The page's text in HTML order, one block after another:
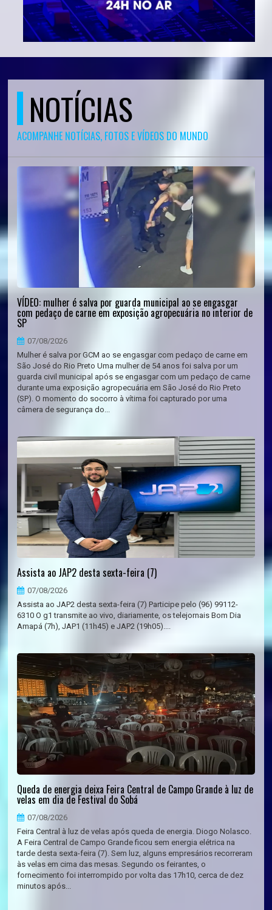
NOTÍCIAS
ACOMPANHE NOTÍCIAS, FOTOS E VÍDEOS DO MUNDO
VÍDEO: mulher é salva por guarda municipal ao se engasgar
com pedaço de carne em exposição agropecuária no interior de
SP
07/08/2026
Mulher é salva por GCM ao se engasgar com pedaço de carne em
São José do Rio Preto Uma mulher de 54 anos foi salva por um
guarda civil municipal após se engasgar com um pedaço de carne
durante uma exposição agropecuária em São José do Rio Preto
(SP). O momento do socorro à vítima foi capturado por uma
câmera de segurança do...
Assista ao JAP2 desta sexta-feira (7)
07/08/2026
Assista ao JAP2 desta sexta-feira (7) Participe pelo (96) 99112-
6310 O g1 transmite ao vivo, diariamente, os telejornais Bom Dia
Amapá (7h), JAP1 (11h45) e JAP2 (19h05)....
Queda de energia deixa Feira Central de Campo Grande à luz de
velas em dia de Festival do Sobá
07/08/2026
Feira Central à luz de velas após queda de energia. Diogo Nolasco.
A Feira Central de Campo Grande ficou sem energia elétrica na
tarde desta sexta-feira (7). Sem luz, alguns empresários recorreram
às velas em cima das mesas. Segundo os feirantes, o
fornecimento foi interrompido por volta das 17h10, cerca de dez
minutos após...